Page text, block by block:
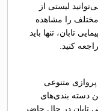
لیستی از
را مشاهده
تابان، تنها باید
کنید.
متنوعی
دسته بندی‌های
تابان در حال حاضر